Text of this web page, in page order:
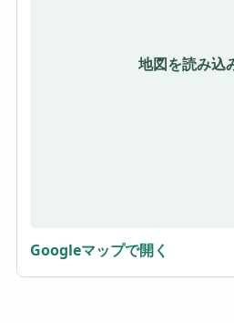
地図を読み込
Googleマップで開く